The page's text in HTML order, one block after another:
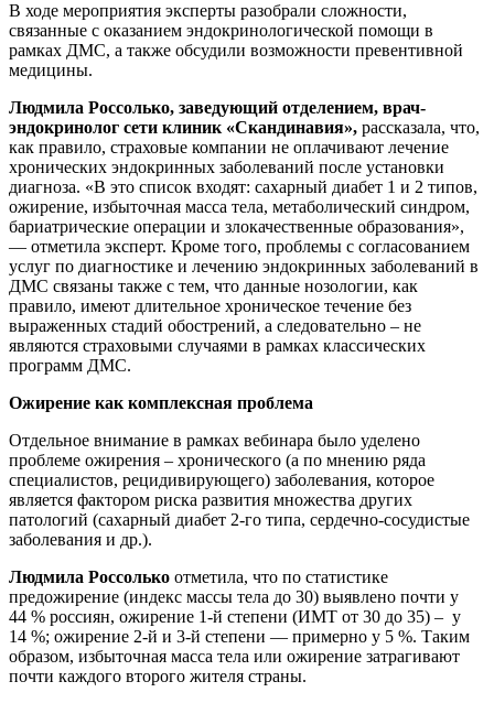
В ходе мероприятия эксперты разобрали сложности,
связанные с оказанием эндокринологической помощи в
рамках ДМС, а также обсудили возможности превентивной
медицины.
Людмила Россолько, заведующий отделением, врач-
эндокринолог сети клиник «Скандинавия», рассказала, что,
как правило, страховые компании не оплачивают лечение
хронических эндокринных заболеваний после установки
диагноза. «В это список входят: сахарный диабет 1 и 2 типов,
ожирение, избыточная масса тела, метаболический синдром,
бариатрические операции и злокачественные образования»,
— отметила эксперт. Кроме того, проблемы с согласованием
услуг по диагностике и лечению эндокринных заболеваний в
ДМС связаны также с тем, что данные нозологии, как
правило, имеют длительное хроническое течение без
выраженных стадий обострений, а следовательно – не
являются страховыми случаями в рамках классических
программ ДМС.
Ожирение как комплексная проблема
Отдельное внимание в рамках вебинара было уделено
проблеме ожирения – хронического (а по мнению ряда
специалистов, рецидивирующего) заболевания, которое
является фактором риска развития множества других
патологий (сахарный диабет 2‑го типа, сердечно‑сосудистые
заболевания и др.).
Людмила Россолько отметила, что по статистике
предожирение (индекс массы тела до 30) выявлено почти у
44 % россиян, ожирение 1‑й степени (ИМТ от 30 до 35) – у
14 %; ожирение 2‑й и 3‑й степени — примерно у 5 %. Таким
образом, избыточная масса тела или ожирение затрагивают
почти каждого второго жителя страны.